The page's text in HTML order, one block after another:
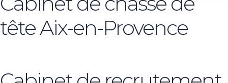
tête Aix-en-Provence